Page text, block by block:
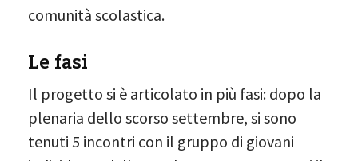
comunità scolastica.
Le fasi
Il progetto si è articolato in più fasi: dopo la
plenaria dello scorso settembre, si sono
tenuti 5 incontri con il gruppo di giovani